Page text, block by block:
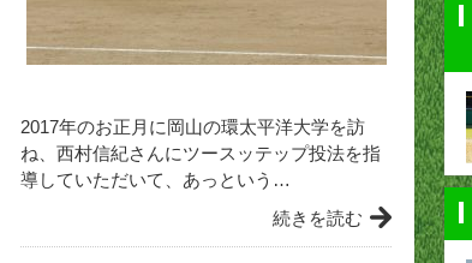
2017年のお正月に岡山の環太平洋大学を訪
ね、西村信紀さんにツースッテップ投法を指
導していただいて、あっという…
続きを読む